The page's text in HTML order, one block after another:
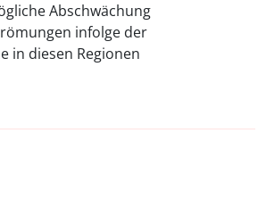
Abschwächung
infolge der
in diesen Regionen